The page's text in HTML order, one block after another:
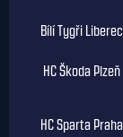
Bílí Tygři Liberec
HC Škoda Plzeň
HC Sparta Praha